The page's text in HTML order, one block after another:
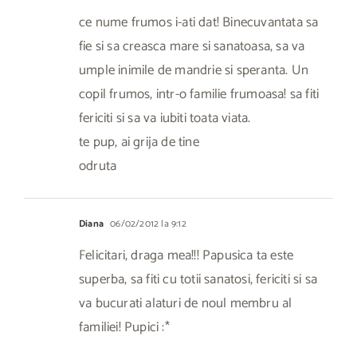
ce nume frumos i-ati dat! Binecuvantata sa
fie si sa creasca mare si sanatoasa, sa va
umple inimile de mandrie si speranta. Un
copil frumos, intr-o familie frumoasa! sa fiti
fericiti si sa va iubiti toata viata.
te pup, ai grija de tine
odruta
Diana 06/02/2012 la 9:12
Felicitari, draga mea!!! Papusica ta este
superba, sa fiti cu totii sanatosi, fericiti si sa
va bucurati alaturi de noul membru al
familiei! Pupici :*